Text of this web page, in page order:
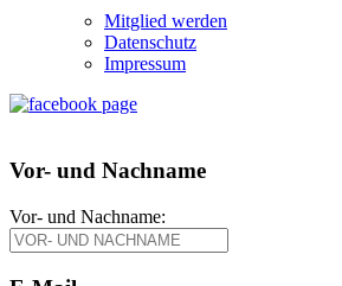
Mitglied werden
Datenschutz
Impressum
Vor- und Nachname
Vor- und Nachname: